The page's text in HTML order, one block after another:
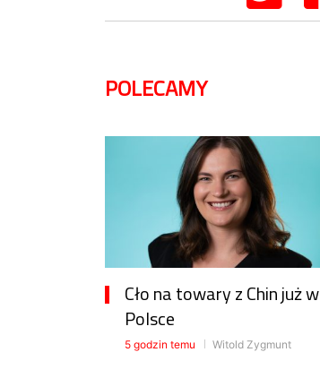
POLECAMY
Cło na towary z Chin już w
Polsce
5 godzin temu Witold Zygmunt